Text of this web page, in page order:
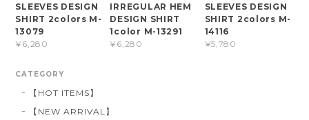
SLEEVES DESIGN
SHIRT 2colors M-
13079
¥6,280
IRREGULAR HEM
DESIGN SHIRT
1color M-13291
¥6,280
SLEEVES DESIGN
SHIRT 2colors M-
14116
¥5,780
CATEGORY
【HOT ITEMS】
【NEW ARRIVAL】